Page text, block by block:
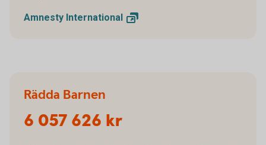
Amnesty International
Rädda Barnen
6 057 626 kr